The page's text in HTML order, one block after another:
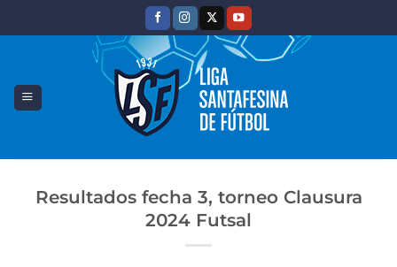
Resultados fecha 3, torneo Clausura
2024 Futsal